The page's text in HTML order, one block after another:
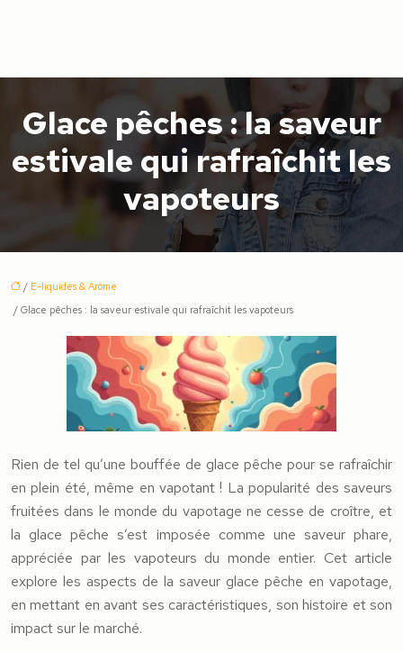
Glace pêches : la saveur
estivale qui rafraîchit les
vapoteurs
/ E-liquides & Arôme
/ Glace pêches : la saveur estivale qui rafraîchit les vapoteurs
Rien de tel qu’une bouffée de glace pêche pour se rafraîchir
en plein été, même en vapotant ! La popularité des saveurs
fruitées dans le monde du vapotage ne cesse de croître, et
la glace pêche s’est imposée comme une saveur phare,
appréciée par les vapoteurs du monde entier. Cet article
explore les aspects de la saveur glace pêche en vapotage,
en mettant en avant ses caractéristiques, son histoire et son
impact sur le marché.